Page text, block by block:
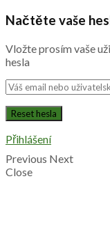
Načtěte vaše
Vložte prosím vaše
hesla
Přihlášení
Previous Next
Close